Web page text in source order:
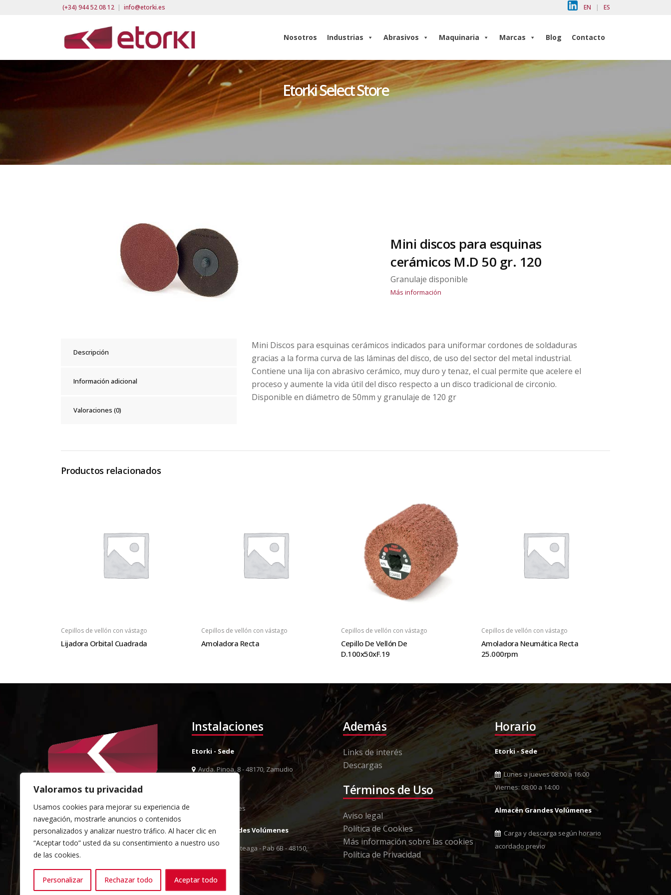
Valoramos tu privacidad
Usamos cookies para mejorar su experiencia de
navegación, mostrarle anuncios o contenidos
personalizados y analizar nuestro tráfico. Al hacer clic en
“Aceptar todo” usted da su consentimiento a nuestro uso
de las cookies.
Personalizar Rechazar todo Aceptar todo
(+34) 944 52 08 12 | info@etorki.es EN | ES
Nosotros Industrias Abrasivos Maquinaria Marcas Blog Contacto
Etorki Select Store
Mini discos para esquinas
cerámicos M.D 50 gr. 120
Granulaje disponible
Más información
Descripción
Información adicional
Valoraciones (0)
Mini Discos para esquinas cerámicos indicados para uniformar cordones de soldaduras
gracias a la forma curva de las láminas del disco, de uso del sector del metal industrial.
Contiene una lija con abrasivo cerámico, muy duro y tenaz, el cual permite que acelere el
proceso y aumente la vida útil del disco respecto a un disco tradicional de circonio.
Disponible en diámetro de 50mm y granulaje de 120 gr
Productos relacionados
Cepillos de vellón con vástago
Lijadora Orbital Cuadrada
Cepillos de vellón con vástago
Amoladora Recta
Cepillos de vellón con vástago
Cepillo De Vellón De
D.100x50xF.19
Cepillos de vellón con vástago
Amoladora Neumática Recta
25.000rpm
Instalaciones
Etorki - Sede
Avda. Pinoa, 8 - 48170, Zamudio
info@etorki.es
Almacén Grandes Volúmenes
Pol. Ind. Berreteaga - Pab 6B - 48150,
Además
Links de interés
Descargas
Términos de Uso
Aviso legal
Política de Cookies
Más información sobre las cookies
Política de Privacidad
Horario
Etorki - Sede
Lunes a jueves 08:00 a 16:00
Viernes: 08:00 a 14:00
Almacén Grandes Volúmenes
Carga y descarga según horario
acordado previo